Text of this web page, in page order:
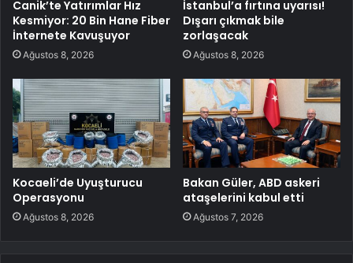
Canik’te Yatırımlar Hız
Kesmiyor: 20 Bin Hane Fiber
İnternete Kavuşuyor
Ağustos 8, 2026
İstanbul’a fırtına uyarısı!
Dışarı çıkmak bile
zorlaşacak
Ağustos 8, 2026
Kocaeli’de Uyuşturucu
Operasyonu
Ağustos 8, 2026
Bakan Güler, ABD askeri
ataşelerini kabul etti
Ağustos 7, 2026